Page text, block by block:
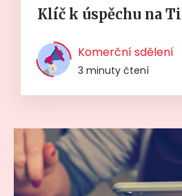
Klíč k úspěchu na
Komerční sdělení
3 minuty čtení